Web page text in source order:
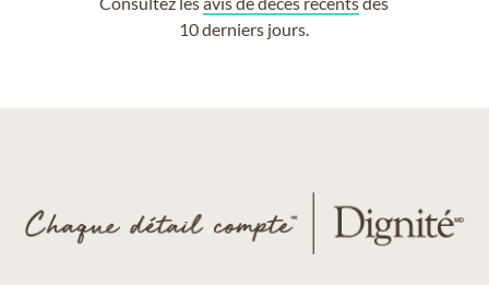
10 derniers jours.